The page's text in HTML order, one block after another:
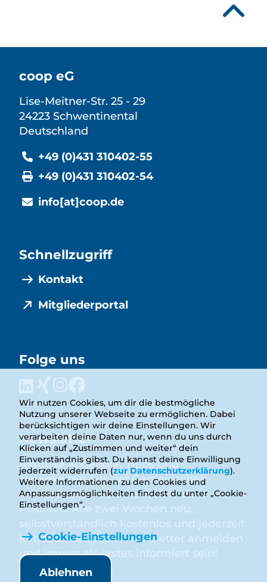
Wir nutzen Cookies, um dir die bestmögliche
Nutzung unserer Webseite zu ermöglichen. Dabei
berücksichtigen wir deine Einstellungen. Wir
verarbeiten deine Daten nur, wenn du uns durch
Klicken auf „Zustimmen und weiter“ dein
Einverständnis gibst. Du kannst deine Einwilligung
jederzeit widerrufen (zur Datenschutzerklärung).
Weitere Informationen zu den Cookies und
Anpassungsmöglichkeiten findest du unter „Cookie-
Einstellungen“.
Cookie-Einstellungen
Ablehnen
coop eG
Lise-Meitner-Str. 25 - 29
24223 Schwentinental
Deutschland
+49 (0)431 310402-55
+49 (0)431 310402-54
info[at]coop.de
Schnellzugriff
Kontakt
Mitgliederportal
Folge uns
Newsletter
Aktuelle Angebote, Tipps und
Neuigkeiten aus der Gemeinschaft
kommen jetzt automatisch in dein
Postfach. Alle zwei Wochen neu,
selbstverständlich kostenlos und jederzeit
kündbar. Jetzt zum Newsletter anmelden
und immer als erstes informiert sein!
Anmelden